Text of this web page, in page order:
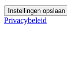
Instellingen opslaan
Privacybeleid